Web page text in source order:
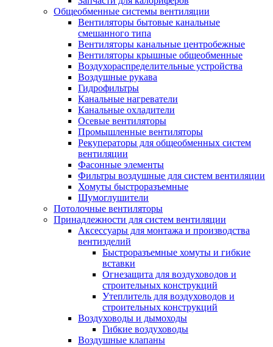
Общеобменные системы вентиляции
Вентиляторы бытовые канальные
смешанного типа
Вентиляторы канальные центробежные
Вентиляторы крышные общеобменные
Воздухораспределительные устройства
Воздушные рукава
Гидрофильтры
Канальные нагреватели
Канальные охладители
Осевые вентиляторы
Промышленные вентиляторы
Рекуператоры для общеобменных систем
вентиляции
Фасонные элементы
Фильтры воздушные для систем вентиляции
Хомуты быстроразъемные
Шумоглушители
Потолочные вентиляторы
Принадлежности для систем вентиляции
Аксессуары для монтажа и производства
вентизделий
Быстроразъемные хомуты и гибкие
вставки
Огнезащита для воздуховодов и
строительных конструкций
Утеплитель для воздуховодов и
строительных конструкций
Воздуховоды и дымоходы
Гибкие воздуховоды
Воздушные клапаны